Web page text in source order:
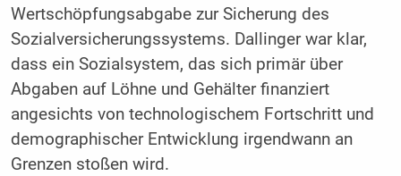
Wertschöpfungsabgabe zur Sicherung des
Sozialversicherungssystems. Dallinger war klar,
dass ein Sozialsystem, das sich primär über
Abgaben auf Löhne und Gehälter finanziert
angesichts von technologischem Fortschritt und
demographischer Entwicklung irgendwann an
Grenzen stoßen wird.